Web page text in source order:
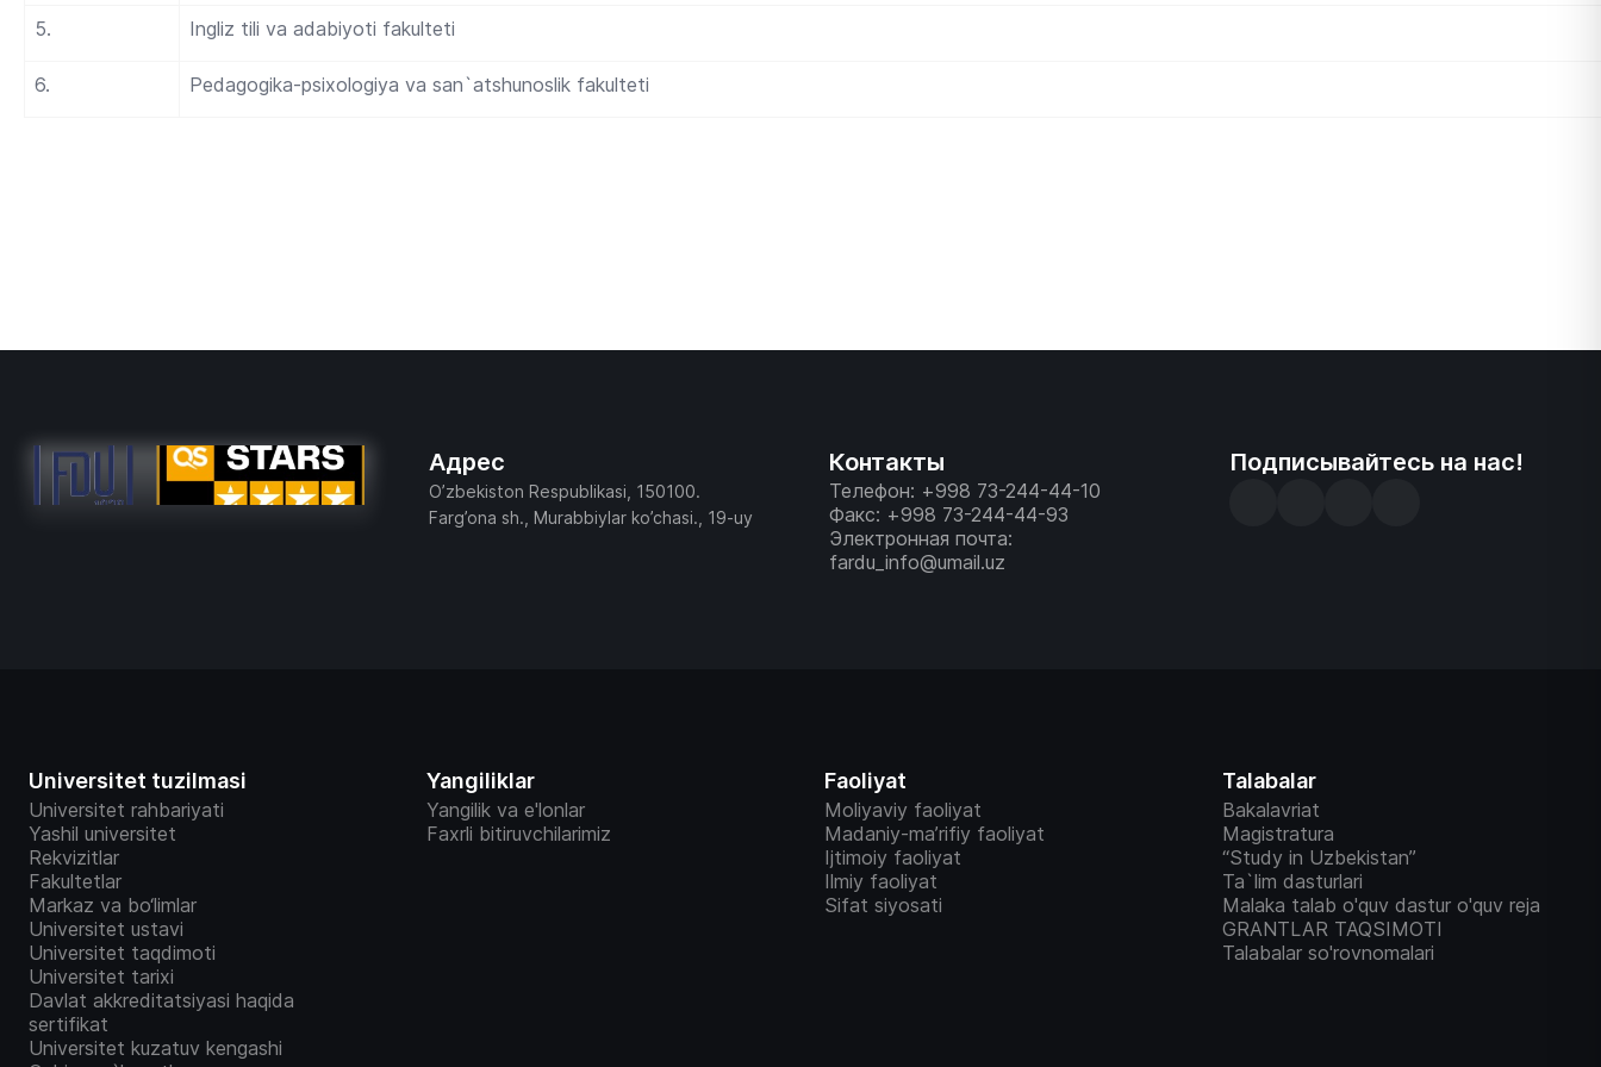
5. Ingliz tili va adabiyoti fakulteti
6. Pedagogika-psixologiya va san`atshunoslik fakulteti
Адрес
O’zbekiston Respublikasi, 150100.
Farg’ona sh., Murabbiylar ko’chasi., 19-uy
Контакты
Телефон: +998 73-244-44-10
Факс: +998 73-244-44-93
Электронная почта:
fardu_info@umail.uz
Подписывайтесь на нас!
Universitet tuzilmasi
Universitet rahbariyati
Yashil universitet
Rekvizitlar
Fakultetlar
Markaz va bo‘limlar
Universitet ustavi
Universitet taqdimoti
Universitet tarixi
Davlat akkreditatsiyasi haqida
sertifikat
Universitet kuzatuv kengashi
Yangiliklar
Yangilik va e'lonlar
Faxrli bitiruvchilarimiz
Faoliyat
Moliyaviy faoliyat
Madaniy-ma’rifiy faoliyat
Ijtimoiy faoliyat
Ilmiy faoliyat
Sifat siyosati
Talabalar
Bakalavriat
Magistratura
“Study in Uzbekistan”
Ta`lim dasturlari
Malaka talab o'quv dastur o'quv reja
GRANTLAR TAQSIMOTI
Talabalar so'rovnomalari